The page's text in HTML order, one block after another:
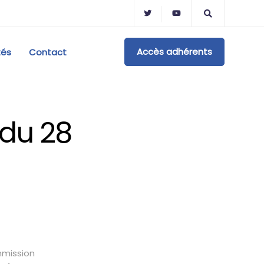
Contact Accès adhérents
28